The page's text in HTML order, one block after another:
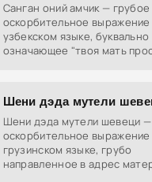
Санган оний амчик — грубое
оскорбительное выражение
узбекском языке, буквально
означающее "твоя мать
Шени дэда мутели
Шени дэда мутели шевеци —
оскорбительное выражение
грузинском языке, грубо
направленное в адрес